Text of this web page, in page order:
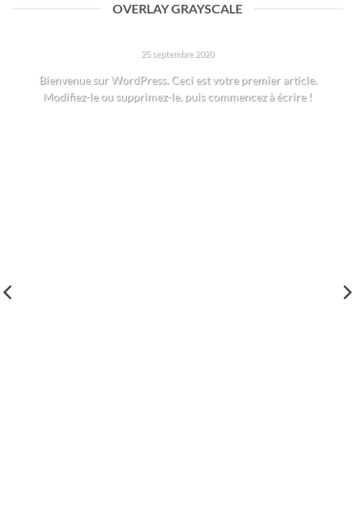
OVERLAY GRAYSCALE
25 septembre 2020
Bienvenue sur WordPress. Ceci est votre premier article.
Modifiez-le ou supprimez-le, puis commencez à écrire !